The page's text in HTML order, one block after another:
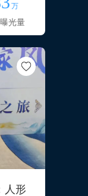
万
光量
人形